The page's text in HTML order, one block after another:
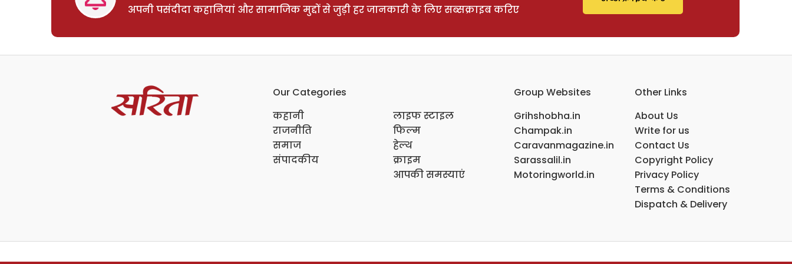
अपनी पसंदीदा कहानियां और सामाजिक मुद्दों से जुड़ी हर जानकारी के लिए सब्सक्राइब करिए
Our Categories
कहानी
राजनीति
समाज
संपादकीय
लाइफ स्टाइल
फिल्म
हेल्थ
क्राइम
आपकी समस्याएं
Group Websites
Grihshobha.in
Champak.in
Caravanmagazine.in
Sarassalil.in
Motoringworld.in
Other Links
About Us
Write for us
Contact Us
Copyright Policy
Privacy Policy
Terms & Conditions
Dispatch & Delivery